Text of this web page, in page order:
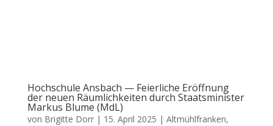
Hochschule Ansbach — Feierliche Eröffnung
der neuen Räumlichkeiten durch Staatsminister
Markus Blume (MdL)
von Brigitte Dorr| 15. April 2025 | Altmühlfranken,